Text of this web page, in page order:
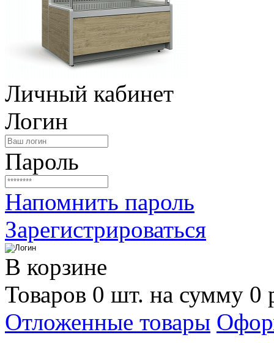
Личный кабинет
Логин
Пароль
Напомнить пароль
Зарегистрироваться
В корзине
Товаров 0 шт. на сумму 0
Отложенные товары